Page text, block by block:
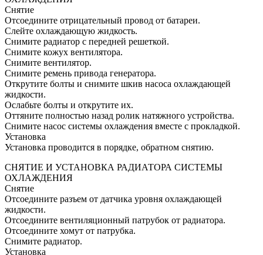
Снятие
Отсоедините отрицательный провод от батареи.
Слейте охлаждающую жидкость.
Снимите радиатор с передней решеткой.
Снимите кожух вентилятора.
Снимите вентилятор.
Снимите ремень привода генератора.
Открутите болты и снимите шкив насоса охлаждающей
жидкости.
Ослабьте болты и открутите их.
Оттяните полностью назад ролик натяжного устройства.
Снимите насос системы охлаждения вместе с прокладкой.
Установка
Установка проводится в порядке, обратном снятию.
СНЯТИЕ И УСТАНОВКА РАДИАТОРА СИСТЕМЫ
ОХЛАЖДЕНИЯ
Снятие
Отсоедините разъем от датчика уровня охлаждающей
жидкости.
Отсоедините вентиляционный патрубок от радиатора.
Отсоедините хомут от патрубка.
Снимите радиатор.
Установка